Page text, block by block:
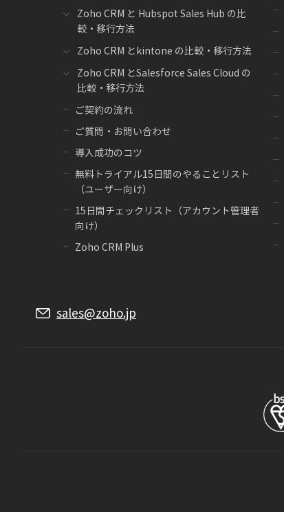
Zoho CRM と Hubspot Sales Hub の比
較・移行方法
Zoho CRM とkintone の比較・移行方法
Zoho CRM とSalesforce Sales Cloud の
比較・移行方法
ご契約の流れ
ご質問・お問い合わせ
導入成功のコツ
無料トライアル15日間のやることリスト
（ユーザー向け）
15日間チェックリスト（アカウント管理者
向け）
Zoho CRM Plus
sales@zoho.jp